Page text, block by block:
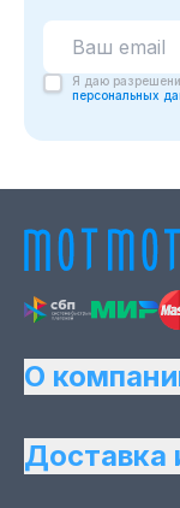
Я даю
персональных
О
Доставка